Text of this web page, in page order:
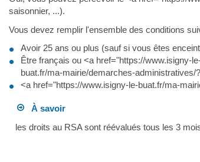
saisonnier, ...).
Vous devez remplir l'ensemble des conditions
Avoir 25 ans ou plus (sauf si vous êtes
Être français ou <a href="https://www.isigny-
buat.fr/ma-mairie/demarches-
<a href="https://www.isigny-le-buat.fr/ma-
À savoir
les droits au RSA sont réévalués tous les 3